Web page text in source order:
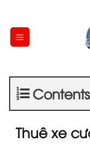
content
Contents
Thuê xe